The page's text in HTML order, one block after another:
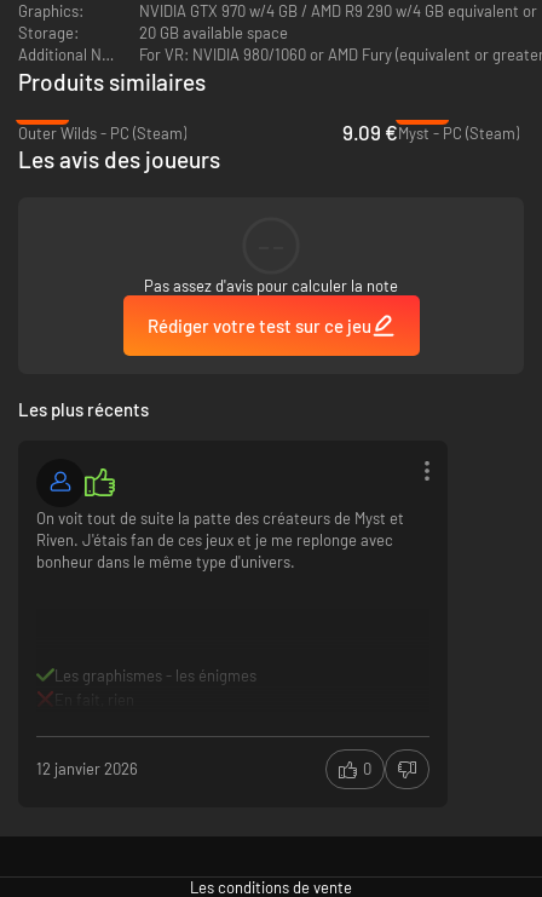
Graphics:
NVIDIA GTX 970 w/4 GB / AMD R9 290 w/4 GB equivalent
Storage:
20 GB available space
Additional Notes:
For VR: NVIDIA 980/1060 or AMD Fury (equivalent or
Produits similaires
Outer Wilds - PC (Steam)
9.09 €Myst - PC (Steam)
Les avis des joueurs
Pas assez d'avis pour calculer la note
Rédiger votre test sur ce jeu
Les plus récents
On voit tout de suite la patte des créateurs de Myst et
Riven. J'étais fan de ces jeux et je me replonge avec
bonheur dans le même type d'univers.
Les graphismes - les énigmes
12 janvier 2026 0
Les conditions de vente